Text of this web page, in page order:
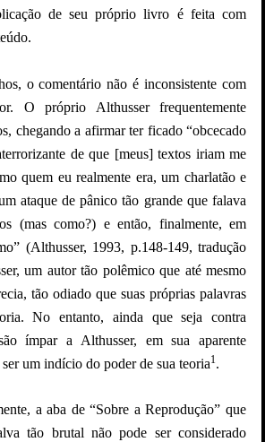
de seu próprio livro é feita com
o comentário não é inconsistente com
O próprio Althusser frequentemente
chegando a afirmar ter ficado “obcecado
de que [meus] textos iriam me
quem eu realmente era, um charlatão e
ataque de pânico tão grande que falava
(mas como?) e então, finalmente, em
(Althusser, 1993, p.148-149, tradução
um autor tão polêmico que até mesmo
tão odiado que suas próprias palavras
No entanto, ainda que seja contra
ímpar a Althusser, em sua aparente
um indício do poder de sua teoria1.
a aba de “Sobre a Reprodução” que
tão brutal não pode ser considerado